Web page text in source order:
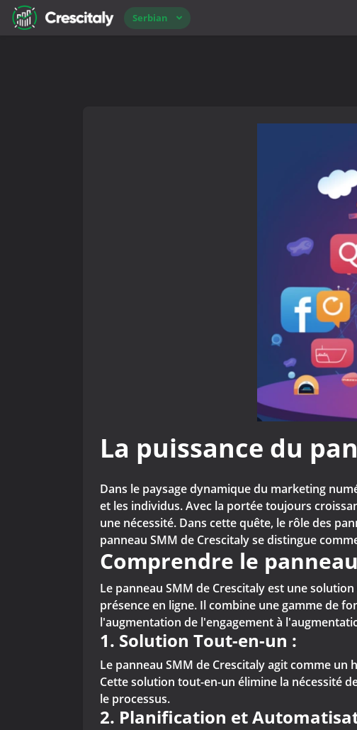
Serbian
La puissance du
Dans le paysage dynamique du marketing
et les individus. Avec la portée toujours
une nécessité. Dans cette quête, le rôle des
panneau SMM de Crescitaly se distingue
Comprendre le
Le panneau SMM de Crescitaly est une
présence en ligne. Il combine une gamme de
l'augmentation de l'engagement à
1. Solution Tout-en-un :
Le panneau SMM de Crescitaly agit comme
Cette solution tout-en-un élimine la nécessité
le processus.
2. Planification et